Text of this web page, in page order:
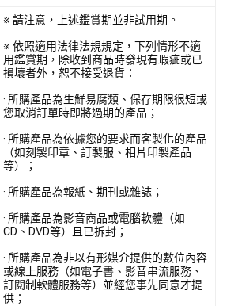
※ 請注意，上述鑑賞期並非試用期。
※ 依照適用法律法規規定，下列情形不適
用鑑賞期，除收到商品時發現有瑕疵或已
損壞者外，恕不接受退貨：
· 所購產品為生鮮易腐類、保存期限很短或
您取消訂單時即將過期的產品；
· 所購產品為依據您的要求而客製化的產品
（如刻製印章、訂製服、相片印製產品
等）；
· 所購產品為報紙、期刊或雜誌；
· 所購產品為影音商品或電腦軟體（如
CD、DVD等）且已拆封；
· 所購產品為非以有形媒介提供的數位內容
或線上服務（如電子書、影音串流服務、
訂閱制軟體服務等）並經您事先同意才提
供；